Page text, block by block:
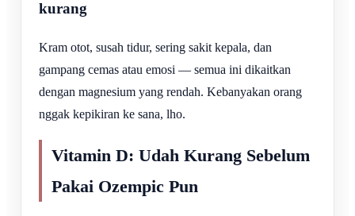
kurang
Kram otot, susah tidur, sering sakit kepala, dan
gampang cemas atau emosi — semua ini dikaitkan
dengan magnesium yang rendah. Kebanyakan orang
nggak kepikiran ke sana, lho.
Vitamin D: Udah Kurang Sebelum
Pakai Ozempic Pun